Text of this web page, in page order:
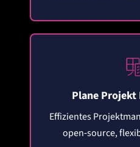
Plane Projekt
Effizientes
open‑source,